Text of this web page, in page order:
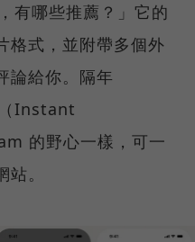
有哪些推薦？」它的
格式，並附帶多個外
論給你。隔年
Instant
的野心一樣，可一
。